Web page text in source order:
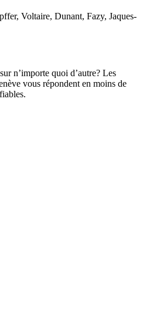
Voltaire, Dunant, Fazy, Jaques-
n’importe quoi d’autre? Les
vous répondent en moins de